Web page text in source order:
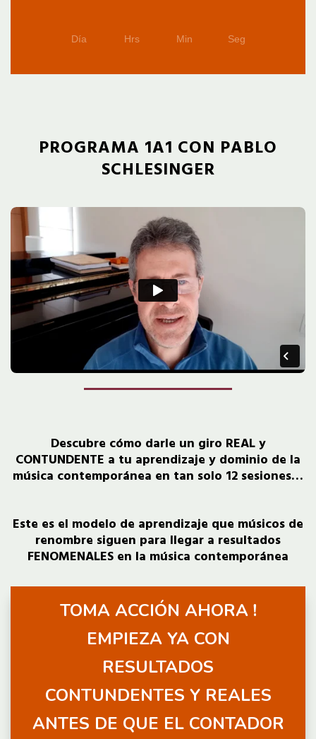
Día Hrs Min Seg
PROGRAMA 1A1 CON PABLO
SCHLESINGER
Descubre cómo darle un giro REAL y
CONTUNDENTE a tu aprendizaje y dominio de la
música contemporánea en tan solo 12 sesiones…
Este es el modelo de aprendizaje que músicos de
renombre siguen para llegar a resultados
FENOMENALES en la música contemporánea
TOMA ACCIÓN AHORA !
EMPIEZA YA CON
RESULTADOS
CONTUNDENTES Y REALES
ANTES DE QUE EL CONTADOR